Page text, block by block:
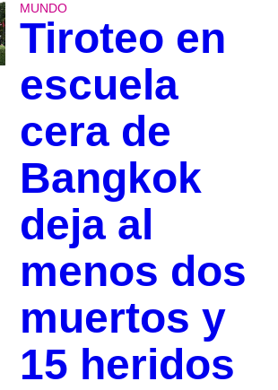
MUNDO
Tiroteo en
escuela
cera de
Bangkok
deja al
menos dos
muertos y
15 heridos